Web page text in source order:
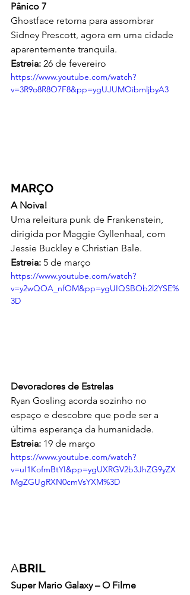
Pânico 7
Ghostface retorna para assombrar
Sidney Prescott, agora em uma cidade
aparentemente tranquila.
Estreia: 26 de fevereiro
https://www.youtube.com/watch?
v=3R9o8R8O7F8&pp=ygUJUMOibmljbyA3
MARÇO
A Noiva!
Uma releitura punk de Frankenstein,
dirigida por Maggie Gyllenhaal, com
Jessie Buckley e Christian Bale.
Estreia: 5 de março
https://www.youtube.com/watch?
v=y2wQOA_nfOM&pp=ygUIQSBOb2l2YSE%
3D
Devoradores de Estrelas
Ryan Gosling acorda sozinho no
espaço e descobre que pode ser a
última esperança da humanidade.
Estreia: 19 de março
https://www.youtube.com/watch?
v=uI1KofmBtYI&pp=ygUXRGV2b3JhZG9yZX
MgZGUgRXN0cmVsYXM%3D
ABRIL
Super Mario Galaxy – O Filme